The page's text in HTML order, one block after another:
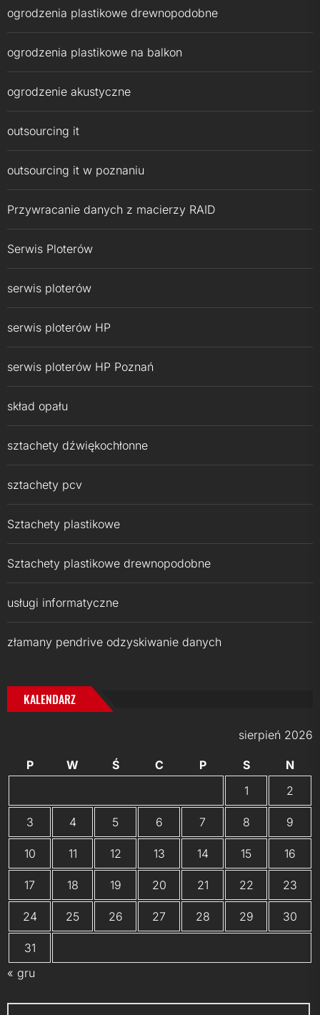
ogrodzenia plastikowe drewnopodobne
ogrodzenia plastikowe na balkon
ogrodzenie akustyczne
outsourcing it
outsourcing it w poznaniu
Przywracanie danych z macierzy RAID
Serwis Ploterów
serwis ploterów
serwis ploterów HP
serwis ploterów HP Poznań
skład opału
sztachety dźwiękochłonne
sztachety pcv
Sztachety plastikowe
Sztachety plastikowe drewnopodobne
usługi informatyczne
złamany pendrive odzyskiwanie danych
KALENDARZ
sierpień 2026
P W Ś C P S
N
1
2
3 4 5 6 7 8 9
10 11 12 13 14 15 16
17 18 19 20 21 22 23
24 25 26 27 28 29 30
31
« gru